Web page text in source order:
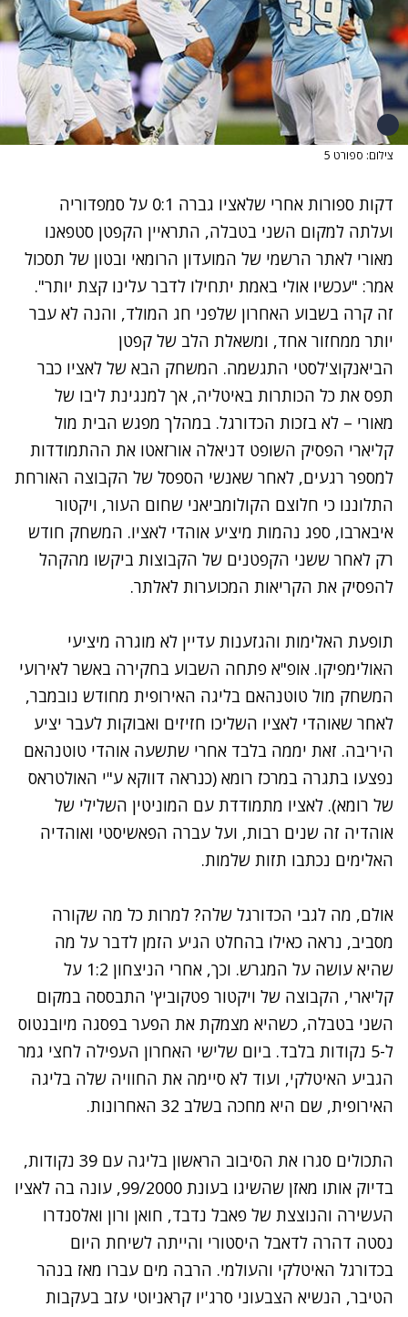
צילום: ספורט 5
דקות ספורות אחרי שלאציו גברה 0:1 על סמפדוריה
ועלתה למקום השני בטבלה, התראיין הקפטן סטפאנו
מאורי לאתר הרשמי של המועדון הרומאי ובטון של תסכול
אמר: "עכשיו אולי באמת יתחילו לדבר עלינו קצת יותר".
זה קרה בשבוע האחרון שלפני חג המולד, והנה לא עבר
יותר ממחזור אחד, ומשאלת הלב של קפטן
הביאנקוצ'לסטי התגשמה. המשחק הבא של לאציו כבר
תפס את כל הכותרות באיטליה, אך למנגינת ליבו של
מאורי – לא בזכות הכדורגל. במהלך מפגש הבית מול
קליארי הפסיק השופט דניאלה אורזאטו את ההתמודדות
למספר רגעים, לאחר שאנשי הספסל של הקבוצה האורחת
התלוננו כי חלוצם הקולומביאני שחום העור, ויקטור
איבארבו, ספג נהמות מיציע אוהדי לאציו. המשחק חודש
רק לאחר ששני הקפטנים של הקבוצות ביקשו מהקהל
להפסיק את הקריאות המכוערות לאלתר.
תופעת האלימות והגזענות עדיין לא מוגרה מיציעי
האולימפיקו. אופ"א פתחה השבוע בחקירה באשר לאירועי
המשחק מול טוטנהאם בליגה האירופית מחודש נובמבר,
לאחר שאוהדי לאציו השליכו חזיזים ואבוקות לעבר יציע
היריבה. זאת יממה בלבד אחרי שתשעה אוהדי טוטנהאם
נפצעו בתגרה במרכז רומא (כנראה דווקא ע"י האולטראס
של רומא). לאציו מתמודדת עם המוניטין השלילי של
אוהדיה זה שנים רבות, ועל עברה הפאשיסטי ואוהדיה
האלימים נכתבו תזות שלמות.
אולם, מה לגבי הכדורגל שלה? למרות כל מה שקורה
מסביב, נראה כאילו בהחלט הגיע הזמן לדבר על מה
שהיא עושה על המגרש. וכך, אחרי הניצחון 1:2 על
קליארי, הקבוצה של ויקטור פטקוביץ' התבססה במקום
השני בטבלה, כשהיא מצמקת את הפער בפסגה מיובנטוס
ל-5 נקודות בלבד. ביום שלישי האחרון העפילה לחצי גמר
הגביע האיטלקי, ועוד לא סיימה את החוויה שלה בליגה
האירופית, שם היא מחכה בשלב 32 האחרונות.
התכולים סגרו את הסיבוב הראשון בליגה עם 39 נקודות,
בדיוק אותו מאזן שהשיגו בעונת 99/2000, עונה בה לאציו
העשירה והנוצצת של פאבל נדבד, חואן ורון ואלסנדרו
נסטה דהרה לדאבל היסטורי והייתה לשיחת היום
בכדורגל האיטלקי והעולמי. הרבה מים עברו מאז בנהר
הטיבר, הנשיא הצבעוני סרג'יו קראניוטי עזב בעקבות